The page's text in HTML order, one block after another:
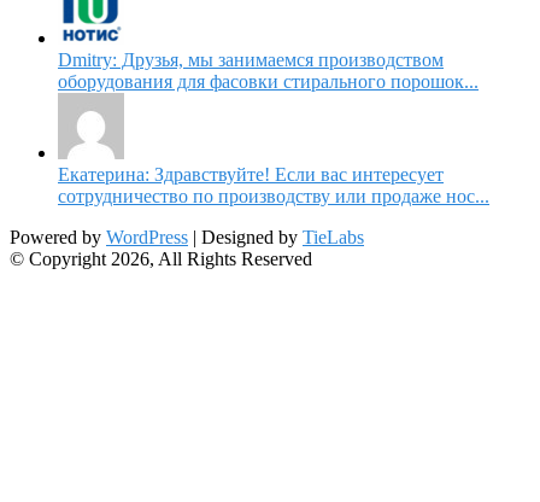
Dmitry: Друзья, мы занимаемся производством
оборудования для фасовки стирального порошок...
Екатерина: Здравствуйте! Если вас интересует
сотрудничество по производству или продаже нос...
Powered by WordPress | Designed by TieLabs
© Copyright 2026, All Rights Reserved